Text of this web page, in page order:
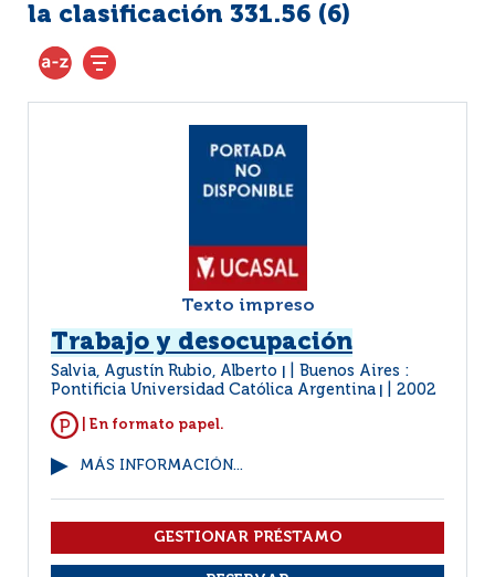
la clasificación 331.56 (6)
Texto impreso
Trabajo y desocupación
Salvia, Agustín Rubio, Alberto
Buenos Aires :
Pontificia Universidad Católica Argentina
2002
| En formato papel.
MÁS INFORMACIÓN...